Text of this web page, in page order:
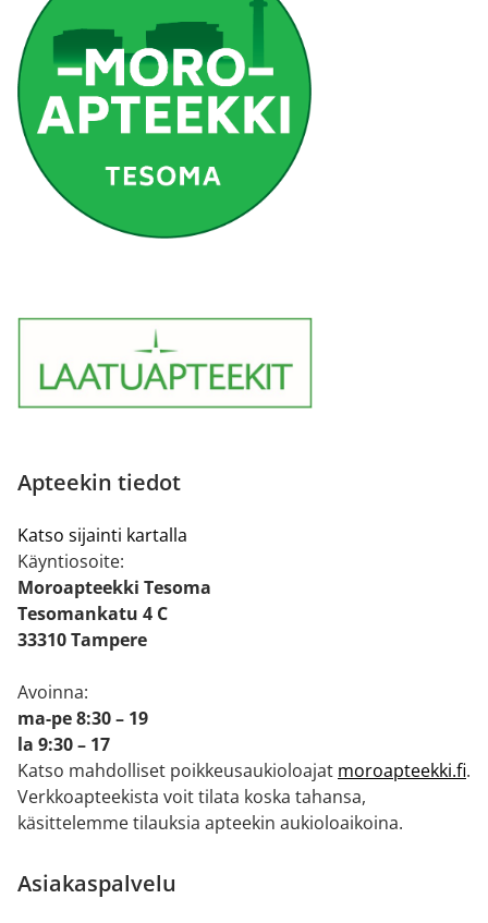
Apteekin tiedot
Katso sijainti kartalla
Käyntiosoite:
Moroapteekki Tesoma
Tesomankatu 4 C
33310 Tampere
Avoinna:
ma-pe 8:30 – 19
la 9:30 – 17
Katso mahdolliset poikkeusaukioloajat moroapteekki.fi.
Verkkoapteekista voit tilata koska tahansa,
käsittelemme tilauksia apteekin aukioloaikoina.
Asiakaspalvelu